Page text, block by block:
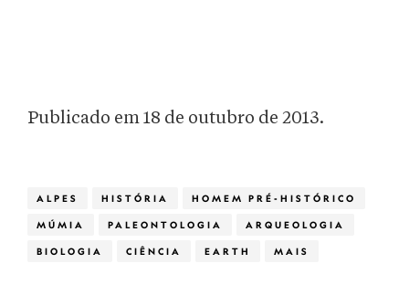
Publicado em 18 de outubro de 2013.
ALPES HISTÓRIA HOMEM PRÉ-HISTÓRICO
MÚMIA PALEONTOLOGIA ARQUEOLOGIA
BIOLOGIA CIÊNCIA EARTH MAIS